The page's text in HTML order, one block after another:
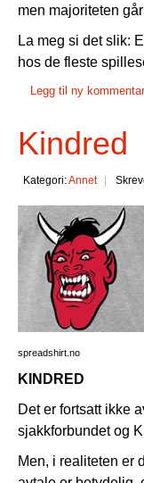
men majoriteten
La meg si det slik:
hos de fleste
Legg til ny kommentar
Kindred
Kategori:Annet
spreadshirt.no
KINDRED
Det er fortsatt ikke
sjakkforbundet og
Men, i realiteten er